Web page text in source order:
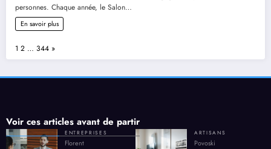
personnes. Chaque année, le Salon…
En savoir plus
Page:
1 2 … 344 Next
»
Voir ces articles avant de partir
ENTREPRISES
Florent
ARTISANS
Povoski